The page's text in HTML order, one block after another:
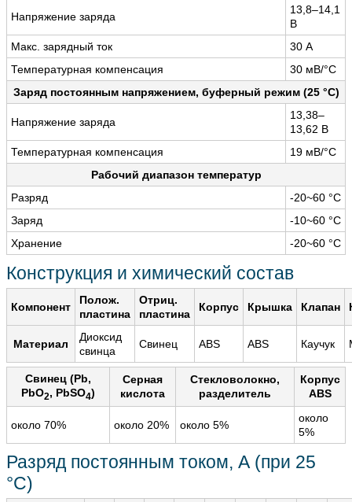
Напряжение заряда
13,8–14,1
В
Макс. зарядный ток
30 А
Температурная компенсация
30 мВ/°С
Заряд постоянным напряжением, буферный режим (25 °С)
Напряжение заряда
13,38–
13,62 В
Температурная компенсация
19 мВ/°С
Рабочий диапазон температур
Разряд
-20~60 °С
Заряд
-10~60 °С
Хранение
-20~60 °С
Конструкция и химический состав
Компонент
Полож.
пластина
Отриц.
пластина
Корпус Крышка Клапан
Материал
Диоксид
свинца
Свинец ABS ABS Каучук
Свинец (Pb,
PbO2, PbSO4)
Серная
кислота
Стекловолокно,
разделитель
Корпус
ABS
около 70% около 20% около 5%
около
5%
Разряд постоянным током, А (при 25
°С)